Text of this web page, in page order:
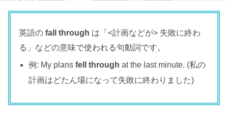
英語の fall through は「<計画などが> 失敗に終わ
る」などの意味で使われる句動詞です。
例: My plansfell through at the last minute. (私の
計画はどたん場になって失敗に終わりました)